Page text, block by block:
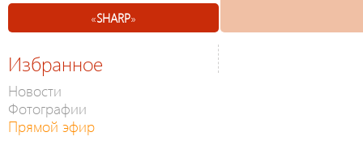
«SHARP»
Избранное
Новости
Фотографии
Прямой эфир